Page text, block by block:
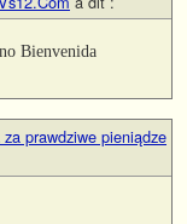
Bienvenida
za prawdziwe pieniądze